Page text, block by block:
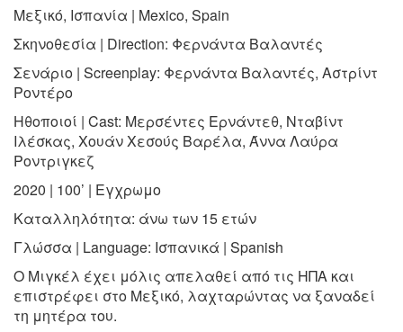
ΑΝΘΕΚΤΙΚΗ
ΠΟΛΗ
Μεξικό, Ισπανία | Mexico, Spain
Σκηνοθεσία | Direction: Φερνάντα Βαλαντές
Σενάριο | Screenplay: Φερνάντα Βαλαντές, Αστρίντ
Ροντέρο
Ηθοποιοί | Cast: Μερσέντες Ερνάντεθ, Νταβίντ
Ιλέσκας, Χουάν Χεσούς Βαρέλα, Άννα Λαύρα
Ροντριγκεζ
2020 | 100’ | Εγχρωμο
Καταλληλότητα: άνω των 15 ετών
Γλώσσα | Language: Ισπανικά | Spanish
Ο Μιγκέλ έχει μόλις απελαθεί από τις ΗΠΑ και
επιστρέφει στο Μεξικό, λαχταρώντας να ξαναδεί
τη μητέρα του.